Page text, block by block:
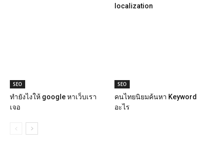
localization
SEO
ทํายังไงให้ google หาเว็บเรา
เจอ
SEO
คนไทยนิยมค้นหา Keyword
อะไร